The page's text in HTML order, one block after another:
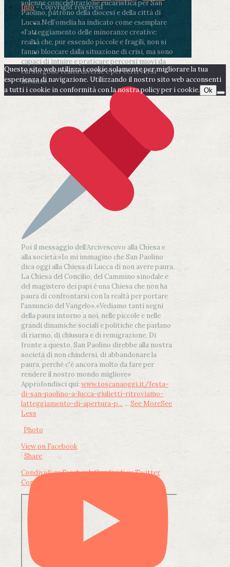
solenne concelebrazione eucaristica per San
Paolino, patrono della diocesi e della città di
Lucca.Nell’omelia ha indicato come esemplare
«l’atteggiamento delle minoranze creative:
realtà che, pur essendo piccole e fragili, non si
fanno bloccare dalla situazione di crisi, ma sono
capaci di intuire e praticare percorsi nuovi da
cui sorgono realtà diverse e per certi versi
inedite».
Poi il messaggio dell’Arcivescovo alla Chiesa e
alla società:«Io mi immagino che San Paolino
dica oggi alla Chiesa di Lucca di non avere paura.
La Chiesa del Concilio, del Cammino sinodale e
del magistero dei papi è una Chiesa che non ha
paura di confrontarsi con la realtà per portare
l'annuncio del Vangelo».«Vediamo tanti segni
della paura intorno a noi, nelle piccole e nelle
grandi dinamiche sociali e politiche che parlano
di riarmo, di chiusura e di remigrazione. Di
fronte a questo, San Paolino direbbe alla nostra
società di non chiudersi, di abbandonare la
paura, perché c'è ancora molto da fare per
rendere il nostro mondo migliore»
Approfondisci qui: www.toscanaoggi.it/festa-
di-san-paolino-a-lucca-giulietti-ritroviamo-
latteggiamento-di-apertura-p... ... See MoreSee
Less
Photo
View on Facebook
· Share
Condividi su FacebookCondividi su Twitter
Condividi su LinkedIn
Info- Copyright reserved
Questo sito web utilizza i cookie solamente per migliorare la tua
esperienza di navigazione. Utilizzando il nostro sito web acconsenti
a tutti i cookie in conformità con la nostra policy per i cookie. Ok